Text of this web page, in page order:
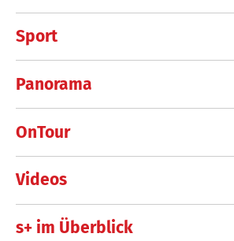
Sport
Panorama
OnTour
Videos
s+ im Überblick